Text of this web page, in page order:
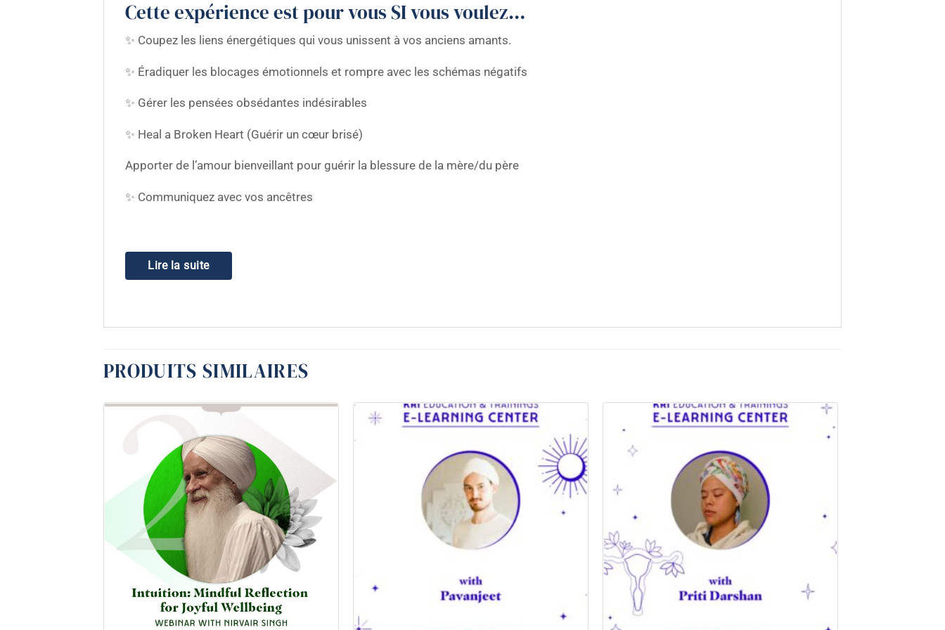
Cette expérience est pour vous SI vous voulez…
✨ Coupez les liens énergétiques qui vous unissent à vos anciens amants.
✨ Éradiquer les blocages émotionnels et rompre avec les schémas négatifs
✨ Gérer les pensées obsédantes indésirables
✨ Heal a Broken Heart (Guérir un cœur brisé)
Apporter de l’amour bienveillant pour guérir la blessure de la mère/du père
✨ Communiquez avec vos ancêtres
Lire la suite
PRODUITS SIMILAIRES